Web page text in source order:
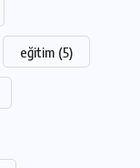
eğitim (5)